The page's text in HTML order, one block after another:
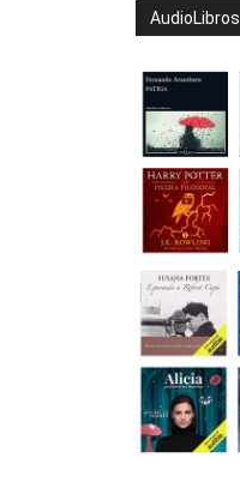
AudioLibros